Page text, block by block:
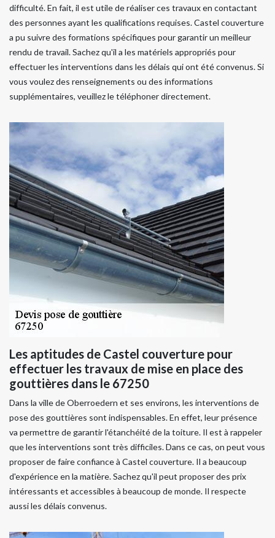
difficulté. En fait, il est utile de réaliser ces travaux en contactant
des personnes ayant les qualifications requises. Castel couverture
a pu suivre des formations spécifiques pour garantir un meilleur
rendu de travail. Sachez qu'il a les matériels appropriés pour
effectuer les interventions dans les délais qui ont été convenus. Si
vous voulez des renseignements ou des informations
supplémentaires, veuillez le téléphoner directement.
Les aptitudes de Castel couverture pour
effectuer les travaux de mise en place des
gouttières dans le 67250
Dans la ville de Oberroedern et ses environs, les interventions de
pose des gouttières sont indispensables. En effet, leur présence
va permettre de garantir l'étanchéité de la toiture. Il est à rappeler
que les interventions sont très difficiles. Dans ce cas, on peut vous
proposer de faire confiance à Castel couverture. Il a beaucoup
d'expérience en la matière. Sachez qu'il peut proposer des prix
intéressants et accessibles à beaucoup de monde. Il respecte
aussi les délais convenus.